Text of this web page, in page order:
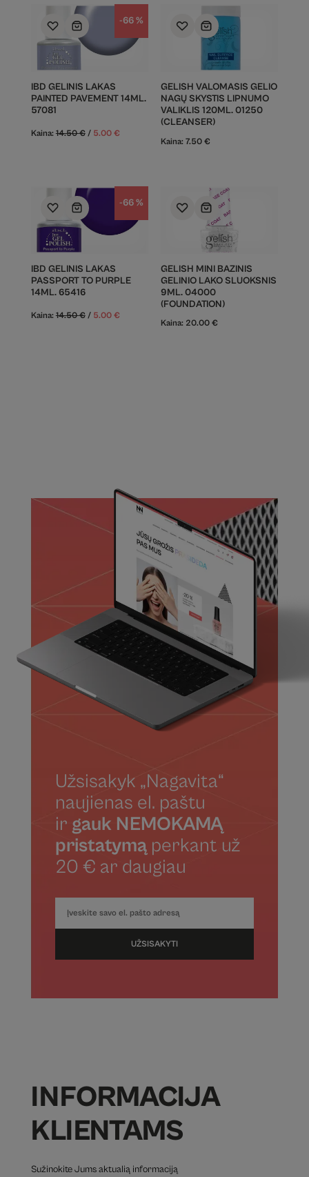
-66 %
IBD GELINIS LAKAS
PAINTED PAVEMENT 14ML.
57081
Kaina: 14.50€ / 5.00 €
GELISH VALOMASIS GELIO
NAGŲ SKYSTIS LIPNUMO
VALIKLIS 120ML. 01250
(CLEANSER)
Kaina: 7.50 €
-66 %
IBD GELINIS LAKAS
PASSPORT TO PURPLE
14ML. 65416
Kaina: 14.50€ / 5.00 €
GELISH MINI BAZINIS
GELINIO LAKO SLUOKSNIS
9ML. 04000
(FOUNDATION)
Kaina: 20.00 €
Užsisakyk „Nagavita“
naujienas el. paštu
ir gauk NEMOKAMĄ
pristatymąperkant už
20 € ar daugiau
UŽSISAKYTI
INFORMACIJA
KLIENTAMS
Sužinokite Jums aktualią informaciją